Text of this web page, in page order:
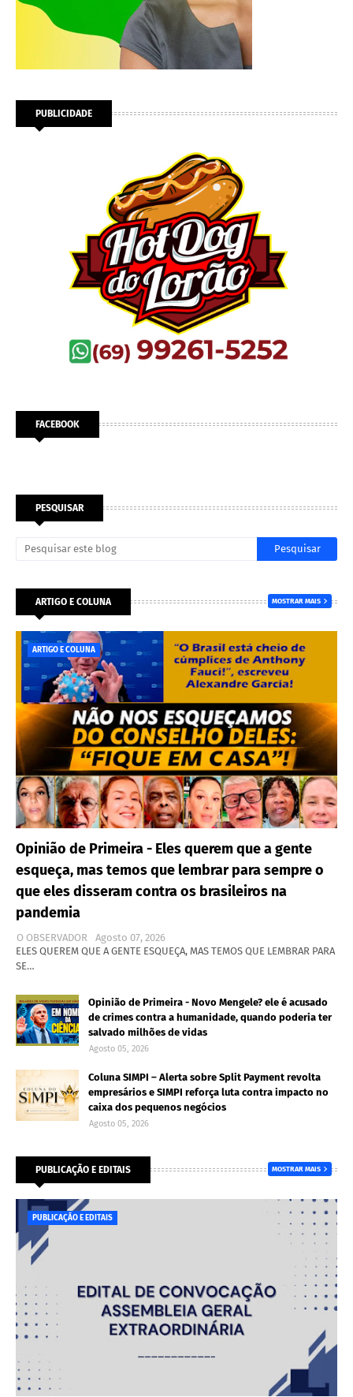
PUBLICIDADE
FACEBOOK
PESQUISAR
ARTIGO E COLUNA MOSTRAR MAIS
ARTIGO E COLUNA
Opinião de Primeira - Eles querem que a gente
esqueça, mas temos que lembrar para sempre o
que eles disseram contra os brasileiros na
pandemia
O OBSERVADOR
Agosto 07, 2026
ELES QUEREM QUE A GENTE ESQUEÇA, MAS TEMOS QUE LEMBRAR PARA
SE…
Opinião de Primeira - Novo Mengele? ele é acusado
de crimes contra a humanidade, quando poderia ter
salvado milhões de vidas
Agosto 05, 2026
Coluna SIMPI – Alerta sobre Split Payment revolta
empresários e SIMPI reforça luta contra impacto no
caixa dos pequenos negócios
Agosto 05, 2026
PUBLICAÇÃO E EDITAIS MOSTRAR MAIS
PUBLICAÇÃO E EDITAIS